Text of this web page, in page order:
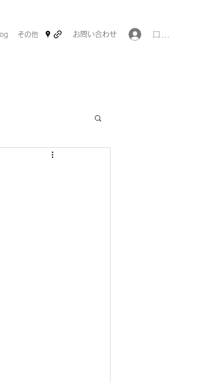
その他 お問い合わせ ログイン